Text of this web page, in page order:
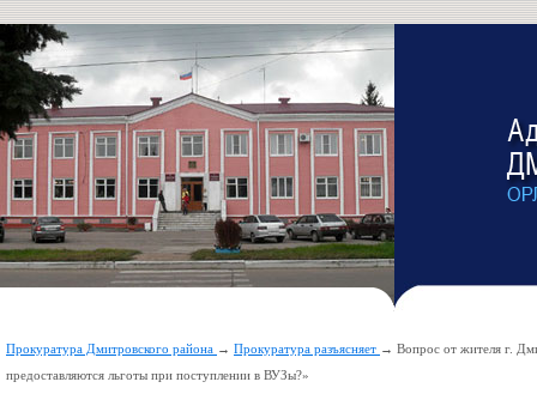
Прокуратура Дмитровского района → Прокуратура разъясняет → Вопрос от жителя г.
предоставляются льготы при поступлении в ВУЗы?»